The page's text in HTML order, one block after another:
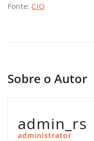
Fonte:CIO
Sobre o Autor
admin_rs
administrator